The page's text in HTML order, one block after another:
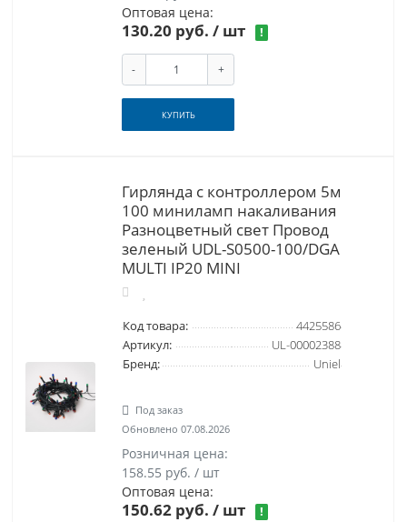
Оптовая цена:
130.20 руб. / шт !
- +
КУПИТЬ
Гирлянда с контроллером 5м
100 миниламп накаливания
Разноцветный свет Провод
зеленый UDL-S0500-100/DGA
MULTI IP20 MINI
Код товара:
4425586
Артикул:
UL-00002388
Бренд:
Uniel
Под заказ
Обновлено 07.08.2026
Розничная цена:
158.55 руб. / шт
Оптовая цена:
150.62 руб. / шт !